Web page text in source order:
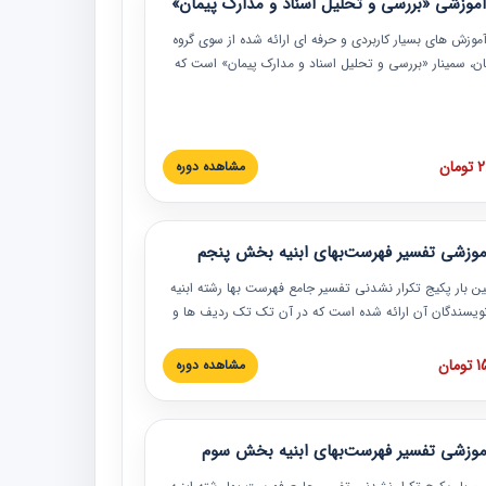
های بسیار کاربردی و حرفه‏ ای ارائه شده از سوی گروه
سمینار «بررسی و تحلیل اسناد و مدارک پیمان» است که
این خصوص ارائه شده است.
مشاهده دوره
تفسیر فهرست‌بهای ابنیه بخش پنجم
بار پکیج تکرار نشدنی تفسیر جامع فهرست بها رشته ابنیه
نویسندگان آن ارائه شده است که در آن تک تک ردیف ها و
و به همراه تصاویر عملیات اجرایی مرتبط با ردیف های
بها ارائه شده است. این دوره با کلام مهندس
مدیر پروژه مهندسی مشاور در امر بازنگری فهرست
حال فعالیت هستند حتما توصیه می کنیم از مطالب این
نمایند.
مشاهده دوره
تفسیر فهرست‌بهای ابنیه بخش سوم